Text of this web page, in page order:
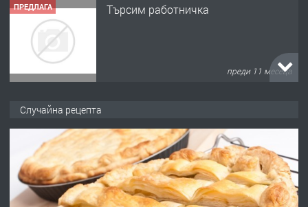
ПРЕДЛАГА Търсим работничка
преди 11 месеца
преди 1 година
ПРЕДЛАГА Работа за общи работници
Случайна рецепта